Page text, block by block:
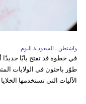
واشنطن ـ السعودية اليوم
في خطوة قد تفتح بابًا
طوّر باحثون في الولايات
الآليات التي تستخدمها